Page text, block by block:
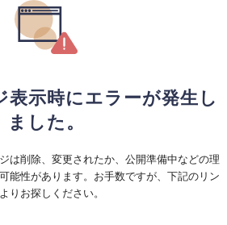
表示時にエラーが発生し
ました。
は削除、変更されたか、公開準備中などの理
能性があります。お手数ですが、下記のリン
りお探しください。